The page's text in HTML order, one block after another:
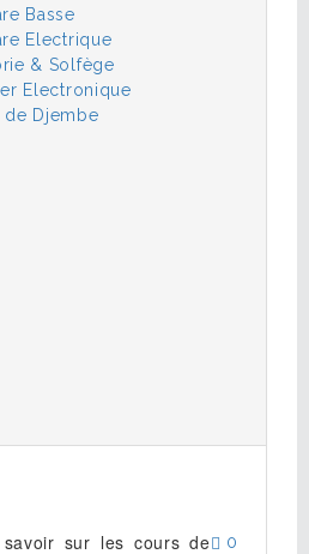
Basse
Electrique
& Solfège
Electronique
de Djembe
0
sur les cours de